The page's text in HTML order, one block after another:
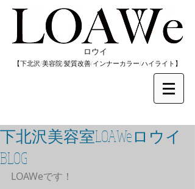
​ロウイ
​【下北沢/美容院/髪質改善/インナーカラー/​ハイライト】
下北沢美容室LOAWeロウイ
BLOG
LOAWeです！